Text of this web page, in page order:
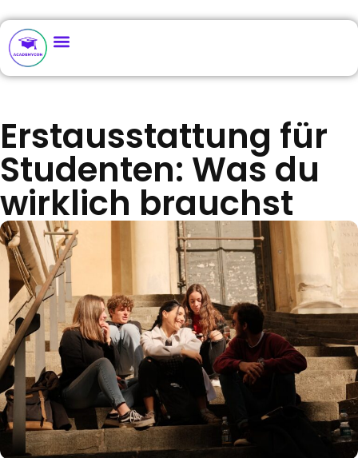
Erstausstattung für
Studenten: Was du
wirklich brauchst